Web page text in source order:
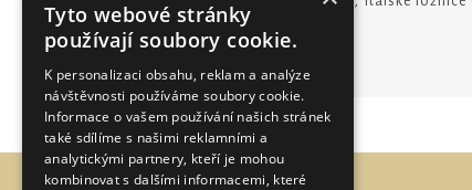
Tyto webové stránky
používají soubory cookie.
K personalizaci obsahu, reklam a analýze
návštěvnosti používáme soubory cookie.
Informace o vašem používání našich stránek
také sdílíme s našimi reklamními a
analytickými partnery, kteří je mohou
kombinovat s dalšími informacemi, které